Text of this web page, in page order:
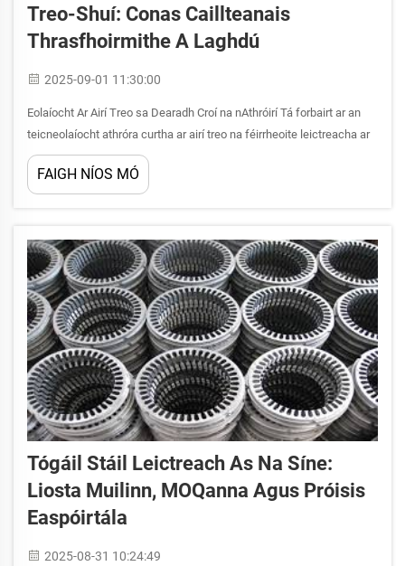
Treo-Shuí: Conas Caillteanais
Thrasfhoirmithe A Laghdú
2025-09-01 11:30:00
Eolaíocht Ar Airí Treo sa Dearadh Croí na nAthróirí Tá forbairt ar an
teicneolaíocht athróra curtha ar airí treo na féirrheoite leictreacha ar
a bheith againn ag an gcoisteoiréacht éifeachtach cumhachta. Tá an
t-ábhar speisialta seo, deartha le haghaidh airíocha mheaghnadóra is
FAIGH NÍOS MÓ
Tógáil Stáil Leictreach As Na Síne:
Liosta Muilinn, MOQanna Agus Próisis
Easpóirtála
2025-08-31 10:24:49